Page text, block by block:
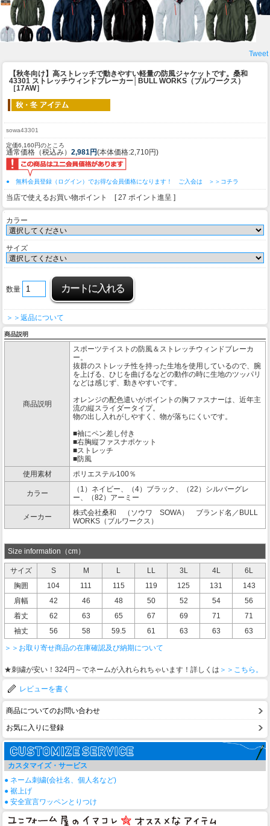
Tweet
【秋冬向け】高ストレッチで動きやすい軽量の防風ジャケットです。 桑和
43301 ストレッチウィンドブレーカー│BULL WORKS（ブルワークス）
［17AW］
sowa43301
定価6,160円のところ
通常価格（税込み） 2,981円(本体価格:2,710円)
● 無料会員登録（ログイン）でお得な会員価格になります！ ご入会は ＞＞コチラ
当店で使えるお買い物ポイント [ 27 ポイント進呈 ]
カラー
サイズ
数量
＞＞返品について
商品説明
商品説明
スポーツテイストの防風＆ストレッチウィンドブレーカ
ー。
抜群のストレッチ性を持った生地を使用しているので、腕
を上げる、ひじを曲げるなどの動作の時に生地のツッパリ
などは感じず、動きやすいです。
オレンジの配色遣いがポイントの胸ファスナーは、近年主
流の縦スライダータイプ。
物の出し入れがしやすく、物が落ちにくいです。
■袖にペン差し付き
■右胸縦ファスナポケット
■ストレッチ
■防風
使用素材
ポリエステル100％
カラー
（1）ネイビー、（4）ブラック、（22）シルバーグレ
ー、（82）アーミー
メーカー
株式会社桑和 （ソウワ SOWA） ブランド名／BULL
WORKS（ブルワークス）
Size information（cm）
サイズ S M L LL 3L 4L
6L
胸囲
104 111 115 119 125 131
143
肩幅
42 46 48 50 52 54
56
着丈
62 63 65 67 69 71
71
袖丈
56 58 59.5 61 63 63
63
＞＞お取り寄せ商品の在庫確認及び納期について
★刺繍が安い！324円～でネームが入れられちゃいます！詳しくは ＞＞こちら。
レビューを書く
商品についてのお問い合わせ
お気に入りに登録
カスタマイズ・サービス
● ネーム刺繍(会社名、個人名など)
● 裾上げ
● 安全宣言ワッペンとりつけ